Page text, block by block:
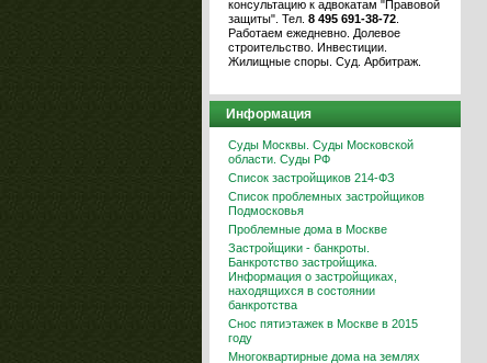
консультацию к адвокатам "Правовой
защиты". Тел. 8 495 691-38-72
Работаем ежедневно. Долевое
строительство. Инвестиции.
Жилищные споры. Суд. Арбитраж.
Информация
Суды Москвы. Суды Московской
области. Суды РФ
Список застройщиков 214-ФЗ
Список проблемных застройщиков
Подмосковья
Проблемные дома в Москве
Застройщики - банкроты.
Банкротство застройщика.
Информация о застройщиках,
находящихся в состоянии
банкротства
Снос пятиэтажек в Москве в 2015
году
Многоквартирные дома на землях